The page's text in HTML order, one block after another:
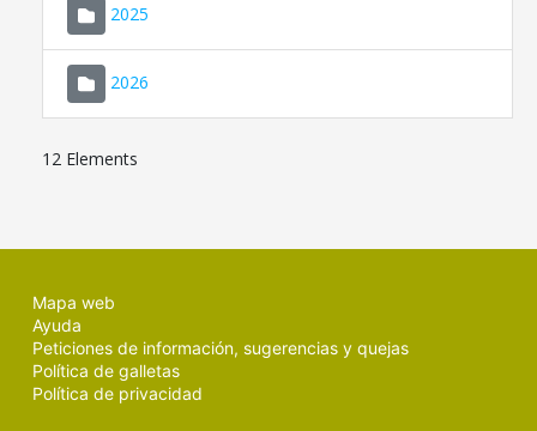
2025
2026
12 Elements
Mapa web
Ayuda
Peticiones de información, sugerencias y quejas
Política de galletas
Política de privacidad